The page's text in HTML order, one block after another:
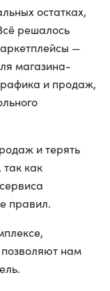
остатках,
решалось
—
магазина-
и продаж,
и терять
как
правил.
нам